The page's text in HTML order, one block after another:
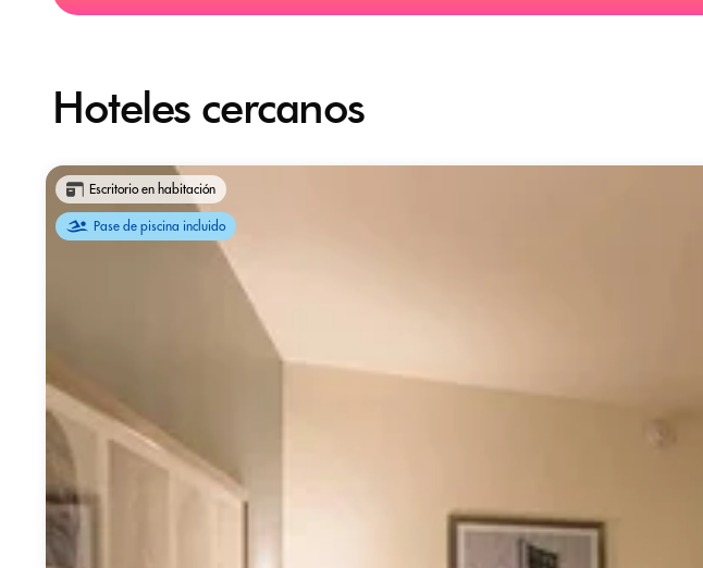
Hoteles cercanos
Escritorio en habitación
Pase de piscina incluido